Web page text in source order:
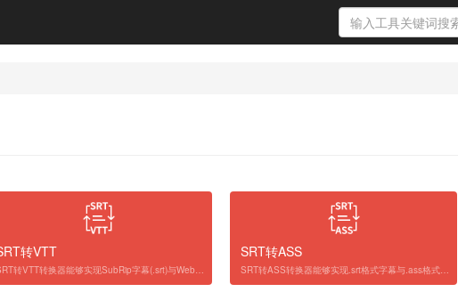
转VTT
SRT转VTT转换器能够实现SubRip字幕(.srt)与Web视频文本轨道(WebVTT)(.vtt)字幕文件格式之间的无缝转换。只需选择一个.srt格式或.vtt格式的字幕文件，转换器便会自动将其转换为另一种格式。
SRT转ASS
SRT转ASS转换器能够实现.srt格式字幕与.ass格式字幕文件之间的无缝转换。您只需选择一个.srt或.ass格式的文件，转换器便会自动将其转换为另一种格式。